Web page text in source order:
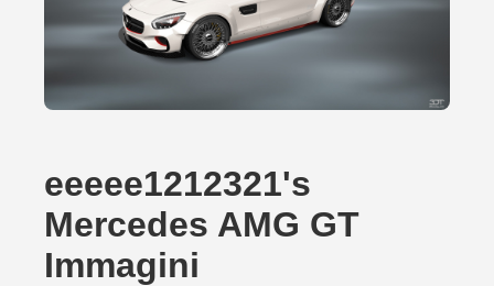
eeeee1212321's
Mercedes AMG GT
Immagini